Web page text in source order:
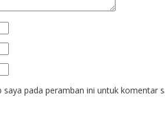
pada peramban ini untuk komentar